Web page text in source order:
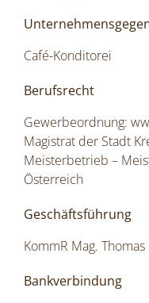
Café-Konditorei
Berufsrecht
Gewerbeordnung:
Magistrat der Stadt
Meisterbetrieb –
Österreich
Geschäftsführung
KommR Mag.
Bankverbindung